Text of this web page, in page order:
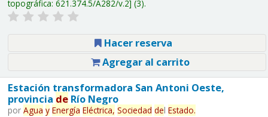
topográfica: 621.374.5/A282/v.2 (3).
Hacer reserva
Agregar al carrito
Estación transformadora San Antoni Oeste,
provincia deRío Negro
por Agua y Energía Eléctrica, Sociedad del Estado.